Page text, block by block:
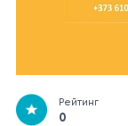
Рейтинг
0